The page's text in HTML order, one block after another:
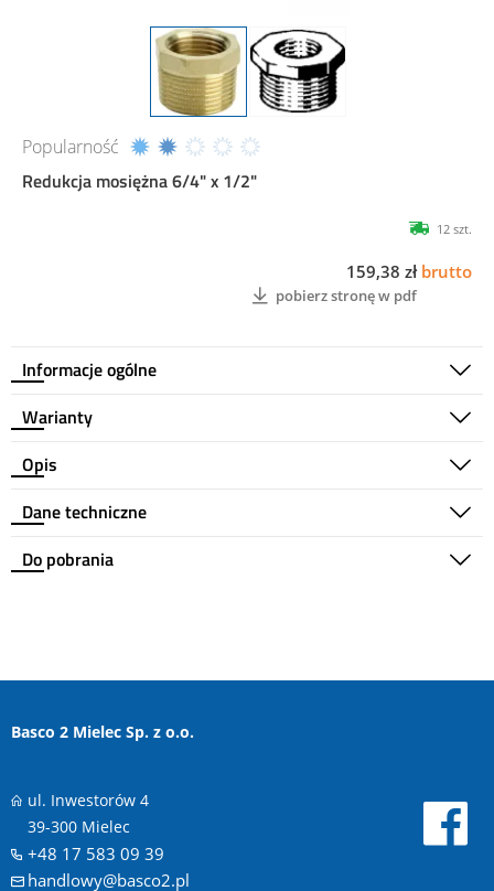
Popularność
Redukcja mosiężna 6/4" x 1/2"
Informacje ogólne
12 szt.
159,38 zł brutto
pobierz stronę w pdf
Warianty
Opis
Dane techniczne
Do pobrania
Basco 2 Mielec Sp. z o.o.
ul. Inwestorów 4
39-300 Mielec
+48 17 583 09 39
handlowy@basco2.pl